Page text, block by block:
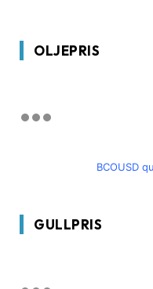
OLJEPRIS
BCOUSD
GULLPRIS